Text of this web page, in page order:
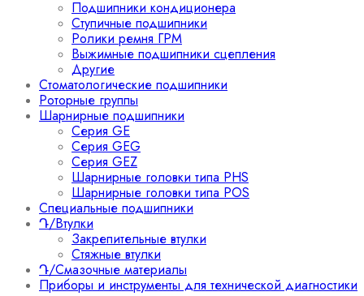
Подшипники кондиционера
Ступичные подшипники
Ролики ремня ГРМ
Выжимные подшипники сцепления
Другие
Стоматологические подшипники
Роторные группы
Шарнирные подшипники
Серия GE
Серия GEG
Серия GEZ
Шарнирные головки типа PHS
Шарнирные головки типа POS
Специальные подшипники
Դ/Втулки
Закрепительные втулки
Стяжные втулки
Դ/Смазочные материалы
Приборы и инструменты для технической диагностики